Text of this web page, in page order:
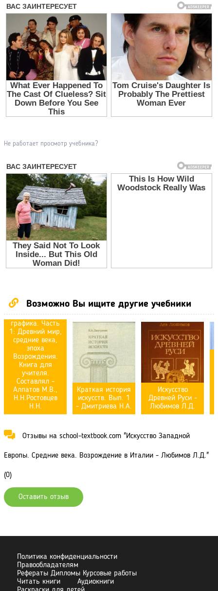
Не работает просмотр учебника?
Возможно Вы ищите другие учебники
Живопись,
скульптура,
архитектура,
графика. Часть
1: Древний мир,
средние века,
эпоха
Возрождения.
Книга для
учителя.
Составлял -
Алпатов М.В.,
Н.Н.Ростовцев
Н.Н.
Краткая история
искусств. Вып. 1
- Дмитриева Н.А.
Искусство
Древней Руси -
Любимов Л.Д.
Отзывы на school-textbook.com "Искусство Западной
Европы. Средние века. Возрождение в Италии - Любимов Л.Д."
(0)
Оставить отзыв
Политика конфиденциальности
Правообладателям
Рефераты Дипломы Курсовые работы
Читать книги
Аудиокниги